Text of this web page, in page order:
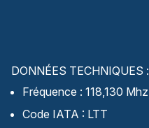
DONNÉES TECHNIQUES :
Fréquence : 118,130 Mhz
Code IATA : LTT